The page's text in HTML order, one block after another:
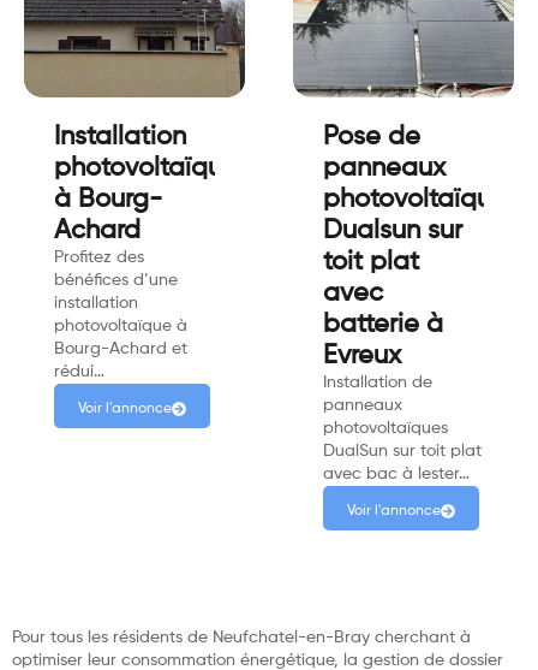
Installation
photovoltaïque
à Bourg-
Achard
Profitez des
bénéfices d’une
installation
photovoltaïque à
Bourg-Achard et
rédui…
Voir l'annonce
Pose de
panneaux
photovoltaïque
Dualsun sur
toit plat
avec
batterie à
Evreux
Installation de
panneaux
photovoltaïques
DualSun sur toit plat
avec bac à lester…
Voir l'annonce
Pour tous les résidents de Neufchatel-en-Bray cherchant à
optimiser leur consommation énergétique, la gestion de dossier